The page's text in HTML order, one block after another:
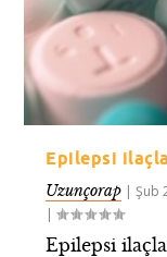
Epilepsi
Uzunçorap |Şub
|
Epilepsi